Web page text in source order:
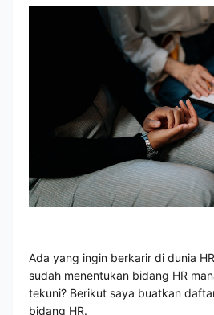
Ada yang ingin berkarir di dunia
sudah menentukan bidang HR
tekuni? Berikut saya buatkan
bidang HR.